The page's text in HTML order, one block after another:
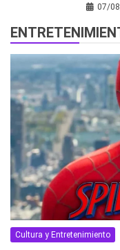
07/
Cultura y Entretenimiento